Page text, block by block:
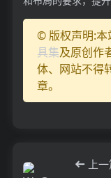
© 版权声明:本
具集及原创作
体、网站不得
章。
上